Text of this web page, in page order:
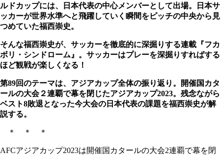
ルドカップには、日本代表の中心メンバーとして出場。日本サ
ッカーが世界水準へと飛躍していく瞬間をピッチの中央から見
つめていた福西崇史。
そんな福西崇史が、サッカーを徹底的に深掘りする連載『フカ
ボリ・シンドローム』。サッカーはプレーを深掘りすればする
ほど観戦が楽しくなる！
第89回のテーマは、アジアカップ全体の振り返り。開催国カタ
ールの大会２連覇で幕を閉じたアジアカップ2023。残念ながら
ベスト8敗退となった今大会の日本代表の課題を福西崇史が解
説する。
＊ ＊ ＊
AFCアジアカップ2023は開催国カタールの大会2連覇で幕を閉